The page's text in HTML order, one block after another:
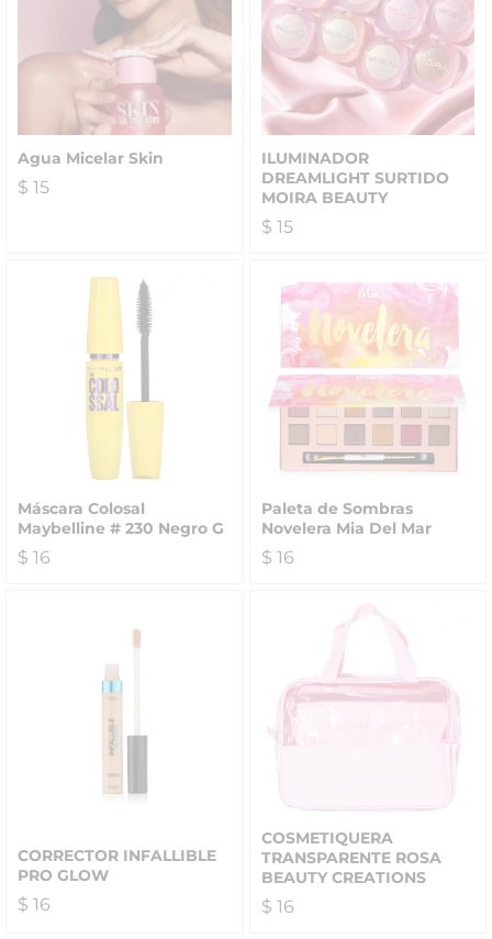
Agua Micelar Skin
$ 15
ILUMINADOR
DREAMLIGHT SURTIDO
MOIRA BEAUTY
$ 15
Máscara Colosal
Maybelline # 230 Negro G
$ 16
Paleta de Sombras
Novelera Mia Del Mar
$ 16
CORRECTOR INFALLIBLE
PRO GLOW
$ 16
COSMETIQUERA
TRANSPARENTE ROSA
BEAUTY CREATIONS
$ 16